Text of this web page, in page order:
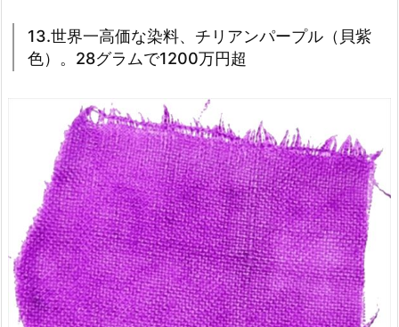
13.世界一高価な染料、チリアンパープル（貝紫
色）。28グラムで1200万円超